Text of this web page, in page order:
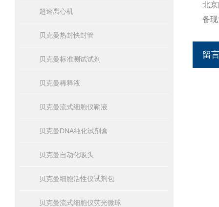
超速离心机
贝克曼热封快封管
贝克曼标准测试试剂
贝克曼稀释液
贝克曼流式细胞仪鞘液
贝克曼DNA纯化试剂盒
贝克曼自动化吸头
贝克曼细胞活性仪试剂包
贝克曼流式细胞仪荧光微球
北
备
留